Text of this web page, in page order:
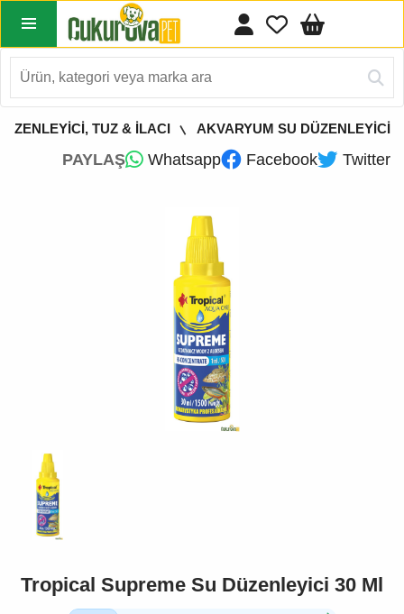
TUZ & İLACI AKVARYUM SU DÜZENLEYİCİ
PAYLAŞ Whatsapp Facebook Twitter
Tropical Supreme Su Düzenleyici 30 Ml